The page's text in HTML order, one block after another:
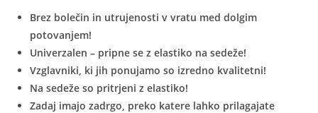
Brez bolečin in utrujenosti v vratu med dolgim
potovanjem!
Univerzalen – pripne se z elastiko na sedeže!
Vzglavniki, ki jih ponujamo so izredno kvalitetni!
Na sedeže so pritrjeni z elastiko!
Zadaj imajo zadrgo, preko katere lahko prilagajate